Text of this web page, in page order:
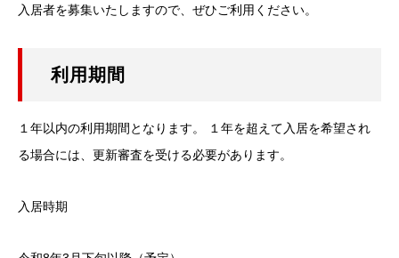
入居企業一覧
卒業企業一覧 （順不同）
入居者を募集いたしますので、ぜひご利用ください。
利用期間
１年以内の利用期間となります。 １年を超えて入居を希望され
る場合には、更新審査を受ける必要があります。
入居時期